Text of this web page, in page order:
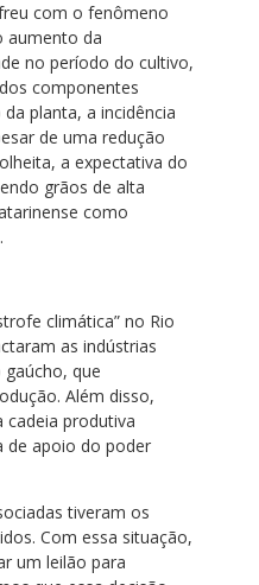
com o fenômeno
aumento da
no período do cultivo,
componentes
planta, a incidência
de uma redução
a expectativa do
grãos de alta
como
climática” no Rio
as indústrias
que
Além disso,
produtiva
de apoio do poder
tiveram os
Com essa situação,
um leilão para